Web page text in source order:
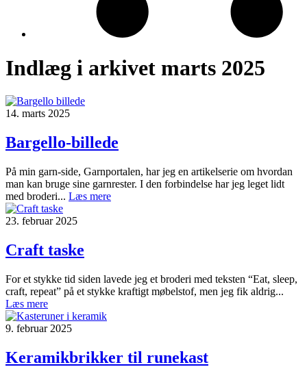
Indlæg i arkivet marts 2025
14. marts 2025
Bargello-billede
På min garn-side, Garnportalen, har jeg en artikelserie om hvordan
man kan bruge sine garnrester. I den forbindelse har jeg leget lidt
med broderi... Læs mere
23. februar 2025
Craft taske
For et stykke tid siden lavede jeg et broderi med teksten “Eat, sleep,
craft, repeat” på et stykke kraftigt møbelstof, men jeg fik aldrig...
Læs mere
9. februar 2025
Keramikbrikker til runekast